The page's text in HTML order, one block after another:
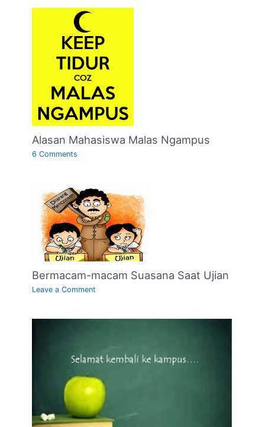
Alasan Mahasiswa Malas Ngampus
6 Comments
Bermacam-macam Suasana Saat Ujian
Leave a Comment